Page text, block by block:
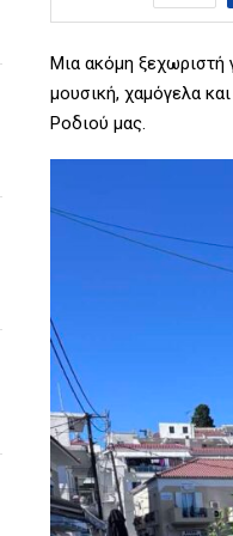
Μια ακόμη ξεχωριστή
μουσική, χαμόγελα
Ροδιού μας.